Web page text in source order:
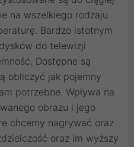
na wszelkiego rodzaju
Bardzo istotnym
do telewizji
Dostępne są
obliczyć jak pojemny
potrzebne. Wpływa na
obrazu i jego
chcemy nagrywać oraz
oraz im wyższy